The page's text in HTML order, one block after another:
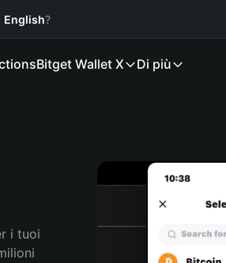
English?
Bitget Wallet X Di più
i tuoi